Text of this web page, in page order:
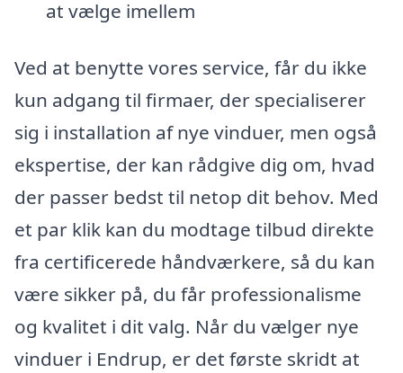
at vælge imellem
Ved at benytte vores service, får du ikke
kun adgang til firmaer, der specialiserer
sig i installation af nye vinduer, men også
ekspertise, der kan rådgive dig om, hvad
der passer bedst til netop dit behov. Med
et par klik kan du modtage tilbud direkte
fra certificerede håndværkere, så du kan
være sikker på, du får professionalisme
og kvalitet i dit valg. Når du vælger nye
vinduer i Endrup, er det første skridt at